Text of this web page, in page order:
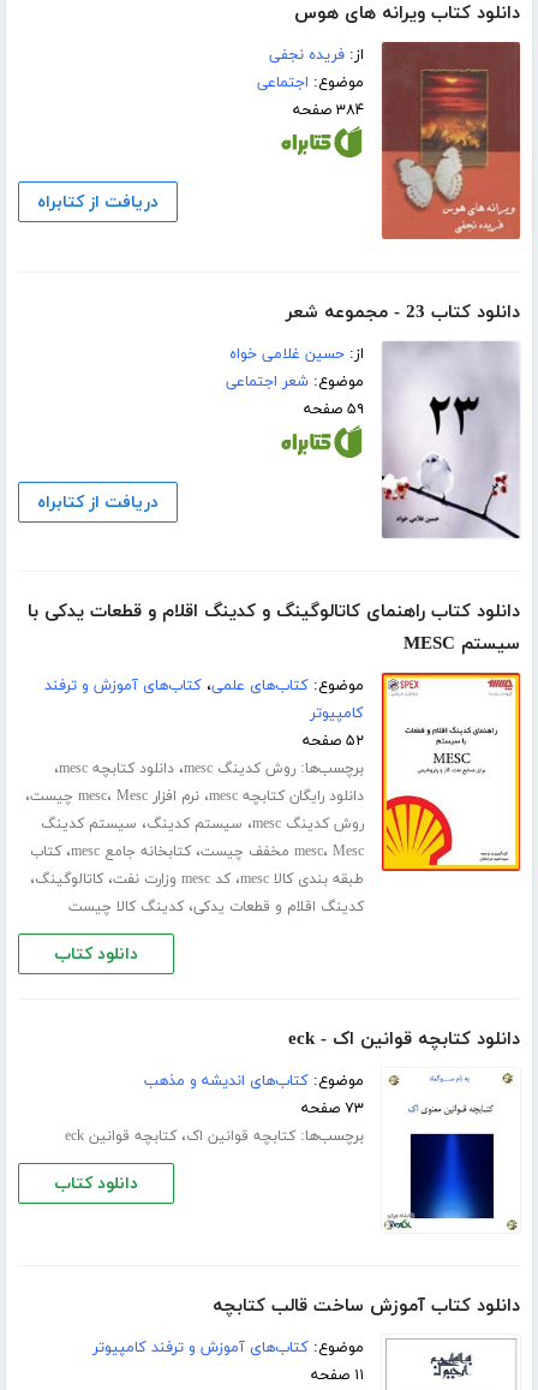
دانلود کتاب ویرانه های هوس
از:فریده نجفی
موضوع: اجتماعی
۳۸۴ صفحه
دریافت از کتابراه
دانلود کتاب 23 - مجموعه شعر
از:حسین غلامی خواه
موضوع:شعر اجتماعی
۵۹ صفحه
دریافت از کتابراه
دانلود کتاب راهنمای کاتالوگینگ و کدینگ اقلام و قطعات یدکی با
سیستم MESC
موضوع:کتاب‌های علمی،کتاب‌های آموزش و ترفند
کامپیوتر
۵۲ صفحه
برچسب‌ها:روش کدینگ mesc ،دانلود کتابچه mesc ،
دانلود رایگان کتابچه mesc ،نرم افزار mesc ، Mesc چیست ،
روش کدینگ mesc ، سیستم کدینگ، سیستم کدینگ
mesc، Mesc مخفف چیست ،کتابخانه جامع mesc ،کتاب
طبقه بندی کالا mesc
،کد mesc وزارت نفت ،کاتالوگینگ،
کدینگ اقلام و قطعات یدکی،کدینگ کالا چیست
دانلود کتاب
دانلود کتابچه قوانین اک - eck
موضوع:کتاب‌های اندیشه و مذهب
۷۳ صفحه
برچسب‌ها:کتابچه قوانین اک،کتابچه قوانین eck
دانلود کتاب
دانلود کتاب آموزش ساخت قالب کتابچه
موضوع:کتاب‌های آموزش و ترفند کامپیوتر
۱۱ صفحه